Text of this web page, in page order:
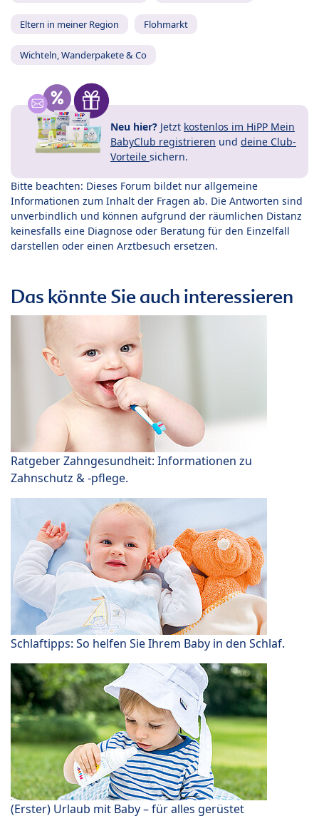
Eltern in meiner Region Flohmarkt
Wichteln, Wanderpakete & Co
Neu hier? Jetzt kostenlos im HiPP Mein
BabyClub registrieren und deine Club-
Vorteile sichern.
Bitte beachten: Dieses Forum bildet nur allgemeine
Informationen zum Inhalt der Fragen ab. Die Antworten sind
unverbindlich und können aufgrund der räumlichen Distanz
keinesfalls eine Diagnose oder Beratung für den Einzelfall
darstellen oder einen Arztbesuch ersetzen.
Das könnte Sie auch interessieren
Ratgeber Zahngesundheit: Informationen zu
Zahnschutz & -pflege.
Schlaftipps: So helfen Sie Ihrem Baby in den Schlaf.
(Erster) Urlaub mit Baby – für alles gerüstet